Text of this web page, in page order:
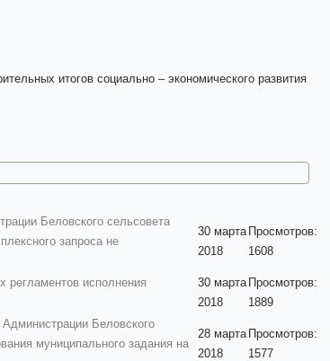
итогов социально – экономического развития
Беловского сельсовета
запроса не
30 марта
2018
Просмотров:
1608
исполнения
30 марта
2018
Просмотров:
1889
Беловского
муниципального задания на
28 марта
2018
Просмотров:
1577